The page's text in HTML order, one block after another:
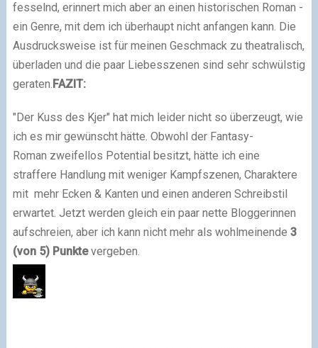
fesselnd, erinnert mich aber an einen historischen Roman -
ein Genre, mit dem ich überhaupt nicht anfangen kann. Die
Ausdrucksweise ist für meinen Geschmack zu theatralisch,
überladen und die paar Liebesszenen sind sehr schwülstig
geraten.FAZIT:
"Der Kuss des Kjer" hat mich leider nicht so überzeugt, wie
ich es mir gewünscht hätte. Obwohl der Fantasy-
Roman zweifellos Potential besitzt, hätte ich eine
straffere Handlung mit weniger Kampfszenen, Charaktere
mit mehr Ecken & Kanten und einen anderen Schreibstil
erwartet. Jetzt werden gleich ein paar nette Bloggerinnen
aufschreien, aber ich kann nicht mehr als wohlmeinende 3
(von 5)Punktevergeben.